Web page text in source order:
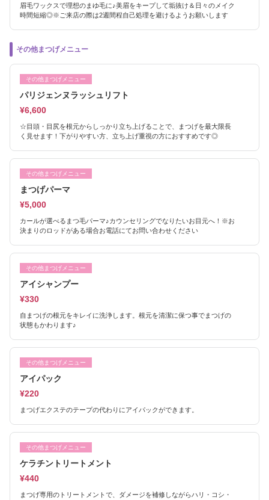
眉毛ワックスで理想のまゆ毛に♪美眉をキープして垢抜け＆日々のメイク
時間短縮◎※ご来店の際は2週間程自己処理を避けるようお願いします
その他まつげメニュー
その他まつげメニュー
パリジェンヌラッシュリフト
¥6,600
☆目頭・目尻を根元からしっかり立ち上げることで、まつげを最大限長
く見せます！下がりやすい方、立ち上げ重視の方におすすめです◎
その他まつげメニュー
まつげパーマ
¥5,000
カールが選べるまつ毛パーマ♪カウンセリングでなりたいお目元へ！※お
決まりのロッドがある場合お電話にてお問い合わせください
その他まつげメニュー
アイシャンプー
¥330
自まつげの根元をキレイに洗浄します。根元を清潔に保つ事でまつげの
状態もかわります♪
その他まつげメニュー
アイパック
¥220
まつげエクステのテープの代わりにアイパックができます。
その他まつげメニュー
ケラチントリートメント
¥440
まつげ専用のトリートメントで、ダメージを補修しながらハリ・コシ・